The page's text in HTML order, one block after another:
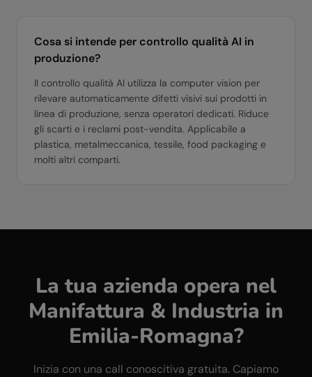
Cosa si intende per controllo qualità AI in
produzione?
Il controllo qualità AI utilizza la computer vision per
rilevare automaticamente difetti visivi sui prodotti in
linea di produzione, senza operatori dedicati. Riduce
gli scarti e i reclami post-vendita. Applicabile a
plastica, metalmeccanica, tessile, food packaging e
molti altri comparti.
La tua azienda opera nel
Manifattura & Industria in
Emilia-Romagna?
Inizia con una call conoscitiva gratuita. Capiamo